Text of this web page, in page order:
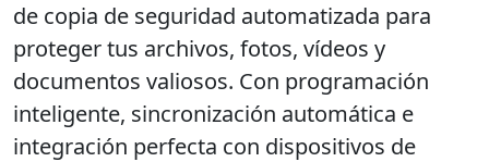
de copia de seguridad automatizada para
proteger tus archivos, fotos, vídeos y
documentos valiosos. Con programación
inteligente, sincronización automática e
integración perfecta con dispositivos de